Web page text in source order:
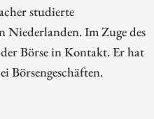
studierte
Niederlanden. Im Zuge des
Börse in Kontakt. Er hat
Börsengeschäften.